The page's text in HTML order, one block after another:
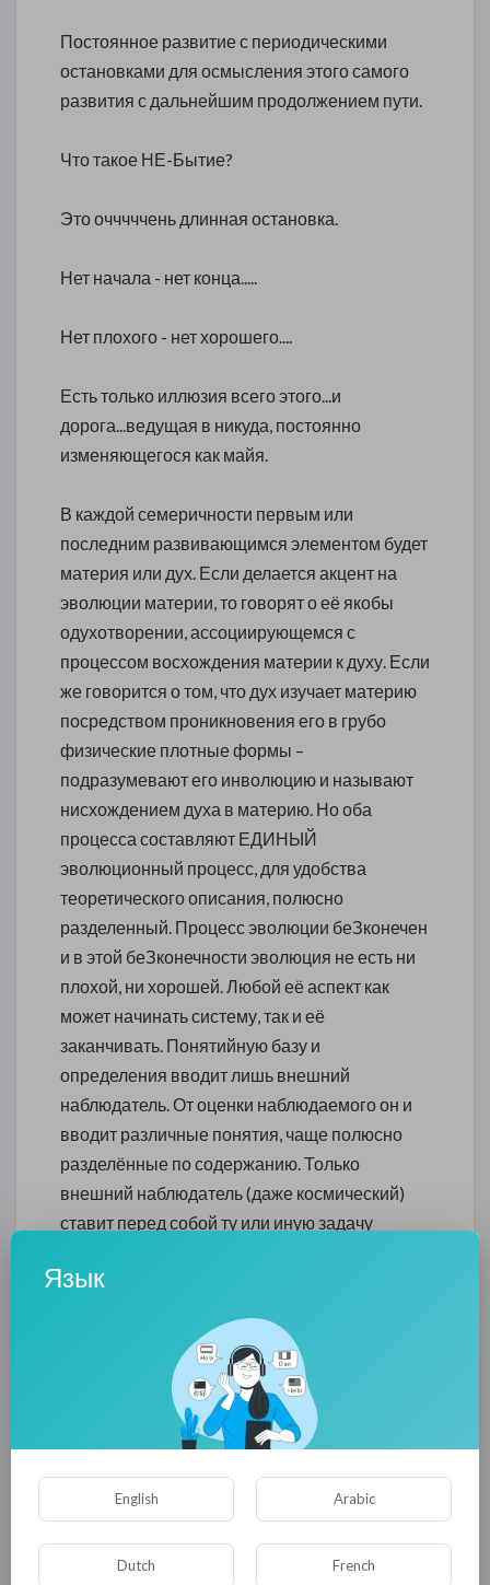
Постоянное развитие с периодическими
остановками для осмысления этого самого
развития с дальнейшим продолжением пути.
Что такое НЕ-Бытие?
Это очччччень длинная остановка.
Нет начала - нет конца.....
Нет плохого - нет хорошего....
Есть только иллюзия всего этого...и
дорога...ведущая в никуда, постоянно
изменяющегося как майя.
В каждой семеричности первым или
последним развивающимся элементом будет
материя или дух. Если делается акцент на
эволюции материи, то говорят о её якобы
одухотворении, ассоциирующемся с
процессом восхождения материи к духу. Если
же говорится о том, что дух изучает материю
посредством проникновения его в грубо
физические плотные формы –
подразумевают его инволюцию и называют
нисхождением духа в материю. Но оба
процесса составляют ЕДИНЫЙ
эволюционный процесс, для удобства
теоретического описания, полюсно
разделенный. Процесс эволюции беЗконечен
и в этой беЗконечности эволюция не есть ни
плохой, ни хорошей. Любой её аспект как
может начинать систему, так и её
заканчивать. Понятийную базу и
определения вводит лишь внешний
наблюдатель. От оценки наблюдаемого он и
вводит различные понятия, чаще полюсно
разделённые по содержанию. Только
внешний наблюдатель (даже космический)
ставит перед собой ту или иную задачу
Постановка задачи для любой задачи и есть
последней после решения или понимания
тупика поиска решения. Ведь любой финиш
всегда возвращает к постановке задачи,
становясь, таким образом, последней цифрой
цикл. Когда наблюдатель делает повторную
попытку решить ту же задачу, то постановка
какой была, такой и осталась, то есть первая
цифра как была первой, так и осталась
Язык
English Arabic
Dutch French